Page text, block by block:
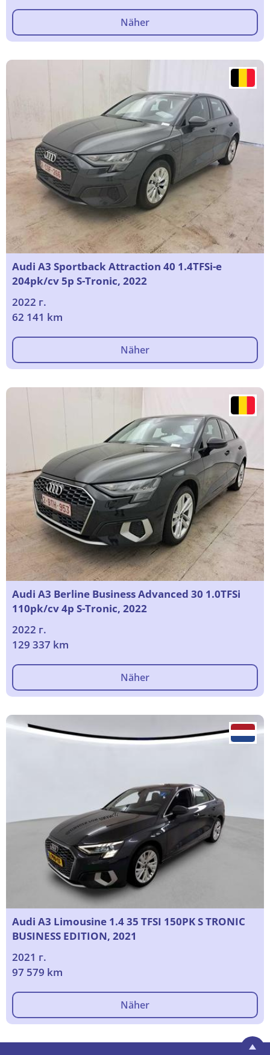
Näher
Audi A3 Sportback Attraction 40 1.4TFSi-e
204pk/cv 5p S-Tronic, 2022
2022 г.
62 141 km
Näher
Audi A3 Berline Business Advanced 30 1.0TFSi
110pk/cv 4p S-Tronic, 2022
2022 г.
129 337 km
Näher
Audi A3 Limousine 1.4 35 TFSI 150PK S TRONIC
BUSINESS EDITION, 2021
2021 г.
97 579 km
Näher